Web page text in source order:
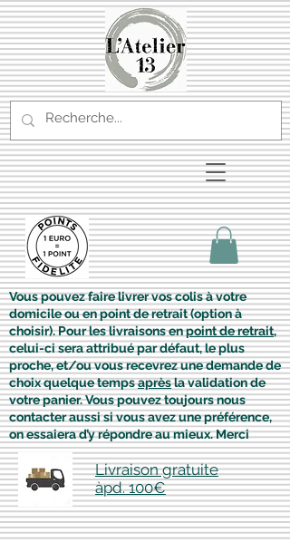
Vous pouvez faire livrer vos colis à votre
domicile ou en point de retrait (option à
choisir). Pour les livraisons enpoint de retrait,
celui-ci sera attribué par défaut, le plus
proche, et/ou vous recevrez une demande de
choix quelque tempsaprèsla validation de
votre panier. Vous pouvez toujours nous
contacter aussi si vous avez une préférence,
on essaiera d’y répondre au mieux. Merci
Livraison gratuite
àpd. 100€